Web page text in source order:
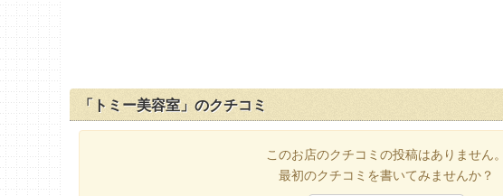
「トミー美容室」のクチコミ
このお店のクチコミの投稿はありません。
最初のクチコミを書いてみませんか？